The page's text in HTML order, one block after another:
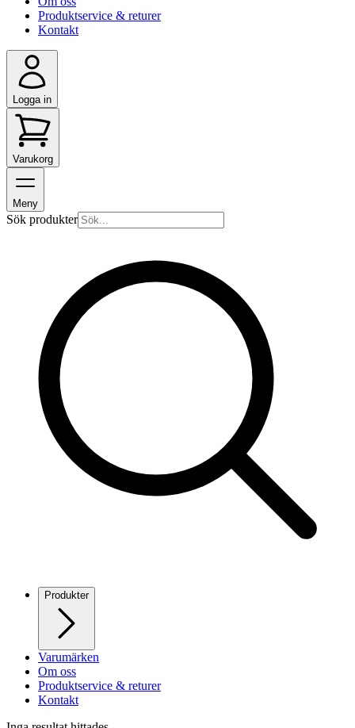
Produktservice & returer
Kontakt
Logga in
Varukorg
Meny
Sök produkter
Produkter
Varumärken
Om oss
Produktservice & returer
Kontakt